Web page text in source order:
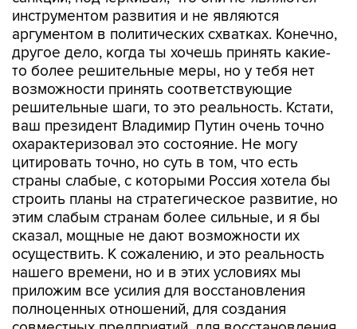
инструментом развития и не являются
аргументом в политических схватках. Конечно,
другое дело, когда ты хочешь принять какие-
то более решительные меры, но у тебя нет
возможности принять соответствующие
решительные шаги, то это реальность. Кстати,
ваш президент Владимир Путин очень точно
охарактеризовал это состояние. Не могу
цитировать точно, но суть в том, что есть
страны слабые, с которыми Россия хотела бы
строить планы на стратегическое развитие, но
этим слабым странам более сильные, и я бы
сказал, мощные не дают возможности их
осуществить. К сожалению, и это реальность
нашего времени, но и в этих условиях мы
приложим все усилия для восстановления
полноценных отношений, для создания